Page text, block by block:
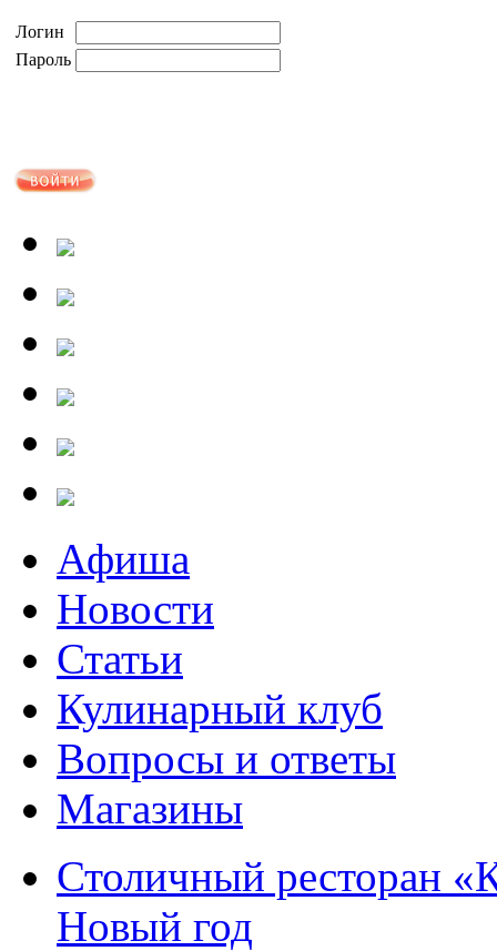
Логин
Пароль
Афиша
Новости
Статьи
Кулинарный клуб
Вопросы и ответы
Магазины
Столичный ресторан
Новый год